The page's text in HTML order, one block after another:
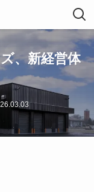
、新経営体